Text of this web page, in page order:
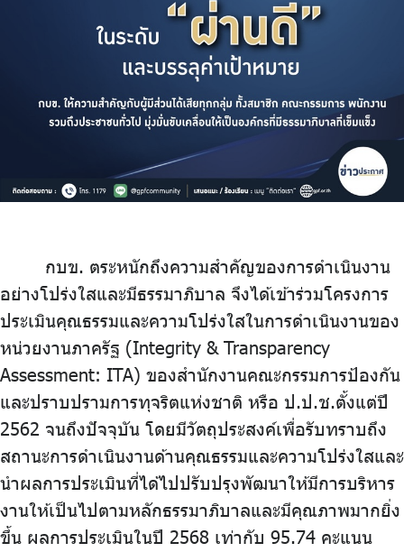
กบข. ตระหนักถึงความสำคัญของการดำเนินงาน
อย่างโปร่งใสและมีธรรมาภิบาล จึงได้เข้าร่วมโครงการ
ประเมินคุณธรรมและความโปร่งใสในการดำเนินงานของ
หน่วยงานภาครัฐ (Integrity & Transparency
Assessment: ITA) ของสำนักงานคณะกรรมการป้องกัน
และปราบปรามการทุจริตแห่งชาติ หรือ ป.ป.ช.ตั้งแต่ปี
2562 จนถึงปัจจุบัน โดยมีวัตถุประสงค์เพื่อรับทราบถึง
สถานะการดำเนินงานด้านคุณธรรมและความโปร่งใสและ
นำผลการประเมินที่ได้ไปปรับปรุงพัฒนาให้มีการบริหาร
งานให้เป็นไปตามหลักธรรมาภิบาลและมีคุณภาพมากยิ่ง
ขึ้น ผลการประเมินในปี 2568 เท่ากับ 95.74 คะแนน